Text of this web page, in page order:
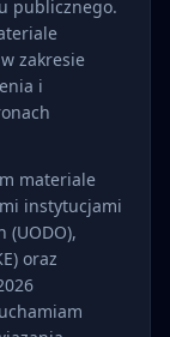
publicznego.
w zakresie
i
materiale
instytucjami
(UODO),
oraz